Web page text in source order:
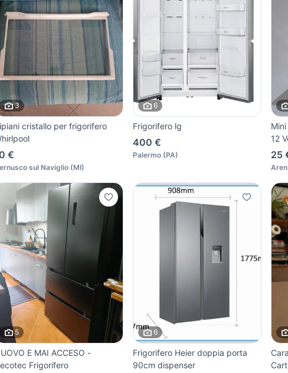
3
cristallo per frigorifero
€
sul Naviglio (MI)
6
Frigorifero lg
400 €
Palermo(PA)
12
25
5
E MAI ACCESO -
Frigorifero
6
Frigorifero Heier doppia porta
90cm dispenser